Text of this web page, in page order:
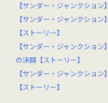
【サンダー・ジャンクショ
【サンダー・ジャンクショ
【ストーリー】
【サンダー・ジャンクショ
の決闘【ストーリー】
【サンダー・ジャンクショ
【ストーリー】